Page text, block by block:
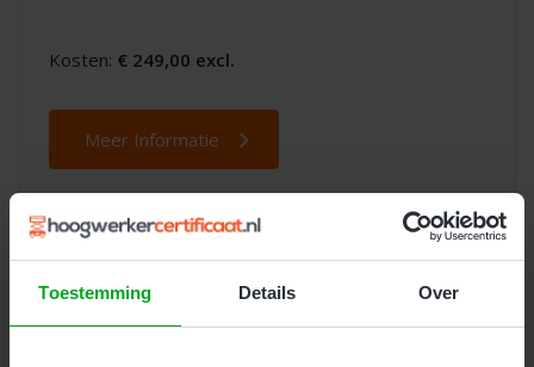
Toestemming Details Over
Kosten: € 249,00 excl.
Meer Informatie
Dé beste keuze voorhoogwerker